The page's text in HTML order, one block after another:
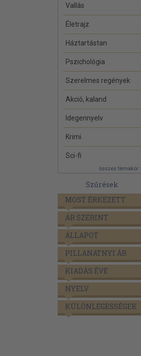
Vallás
Életrajz
Háztartástan
Pszichológia
Szerelmes regények
Akció, kaland
Idegennyelv
Krimi
Sci-fi
összes témakör
Szűrések
MOST ÉRKEZETT
ÁR SZERINT
ÁLLAPOT
PILLANATNYI ÁR
KIADÁS ÉVE
NYELV
KÜLÖNLEGESSÉGEK